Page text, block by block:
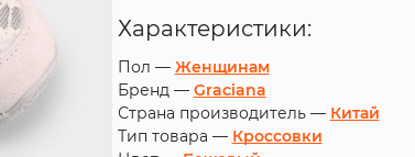
Характеристики:
Пол — Женщинам
Бренд — Graciana
Страна производитель — Китай
Тип товара — Кроссовки